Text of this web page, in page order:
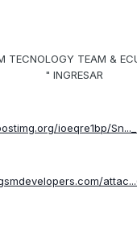
TECNOLOGY TEAM &
INGRESAR "
ioeqre1bp/